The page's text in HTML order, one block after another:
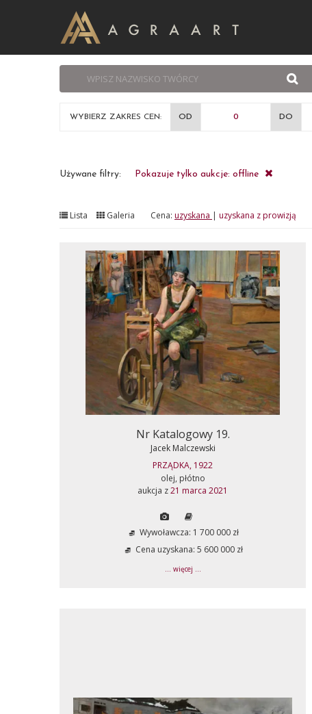
WYBIERZ ZAKRES CEN: OD DO
Używane filtry: Pokazuje tylko aukcje: offline
Lista Galeria Cena: uzyskana | uzyskana z prowizją
Nr Katalogowy 19.
Jacek Malczewski
PRZĄDKA, 1922
olej, płótno
aukcja z21 marca 2021
Wywoławcza: 1 700 000 zł
Cena uzyskana: 5 600 000 zł
... więcej ...